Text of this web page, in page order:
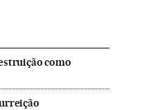
como